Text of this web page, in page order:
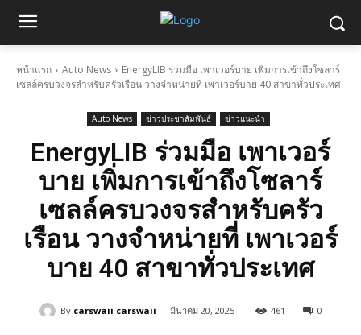
หน้าแรก Auto News
EnergyLIB ร่วมมือ เพาเวอร์บาย เพิ่มการเข้าถึงโซลาร์
เซลล์ครบวงจรสำหรับครัวเรือน วางจำหน่ายที่ เพาเวอร์บาย 40 สาขาทั่วประเทศ
Auto News ข่าวประชาสัมพันธ์ ข่าวแนะนำ
EnergyLIB ร่วมมือ เพาเวอร์
บาย เพิ่มการเข้าถึงโซลาร์
เซลล์ครบวงจรสำหรับครัว
เรือน วางจำหน่ายที่ เพาเวอร์
บาย 40 สาขาทั่วประเทศ
By carswaii carswaii - มีนาคม 20, 2025 461 0